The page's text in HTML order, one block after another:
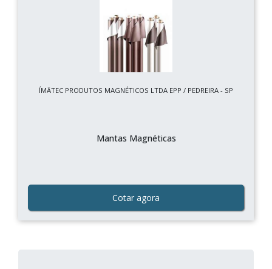
ÍMÃTEC PRODUTOS MAGNÉTICOS LTDA EPP / PEDREIRA - SP
Mantas Magnéticas
Cotar agora